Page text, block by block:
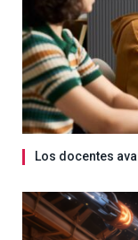
Los docentes